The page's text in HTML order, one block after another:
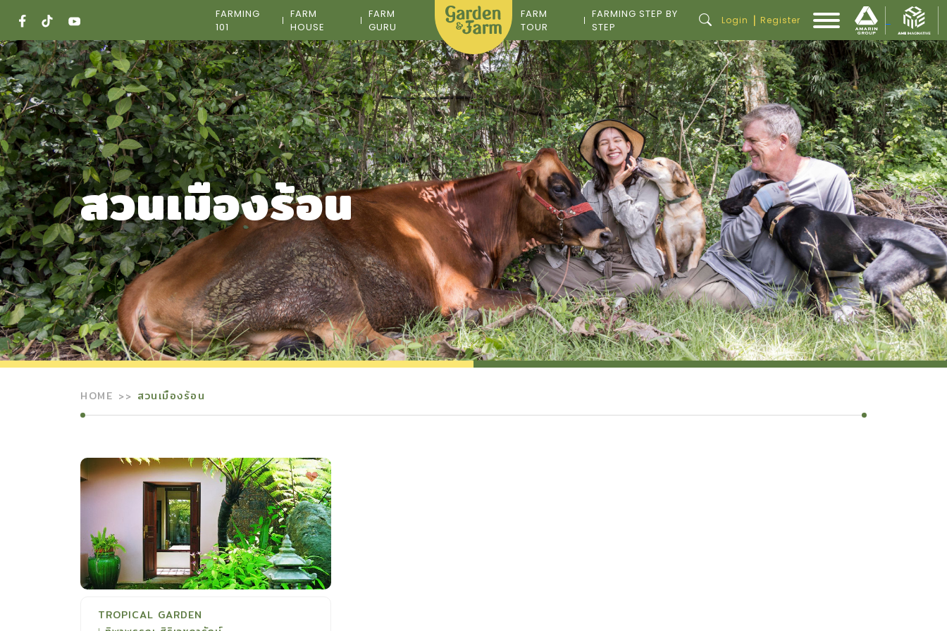
content
FARMING
101
FARM
HOUSE
FARM
GURU
FARM
TOUR
FARMING STEP BY
STEP
Login | Register
สวนเมืองร้อน
HOME สวนเมืองร้อน
TROPICAL GARDEN